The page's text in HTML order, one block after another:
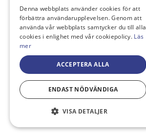
Denna webbplats använder cookies för att
förbättra användarupplevelsen. Genom att
använda vår webbplats samtycker du till alla
cookies i enlighet med vår cookiepolicy. Läs
mer
ACCEPTERA ALLA
ENDAST NÖDVÄNDIGA
VISA DETALJER